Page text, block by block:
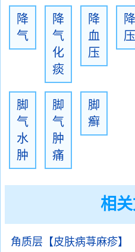
降
气
降
气
化
痰
降
血
压
降
压
脚
气
水
肿
脚
气
肿
痛
脚
癣
相
角质层【皮肤病荨麻疹】